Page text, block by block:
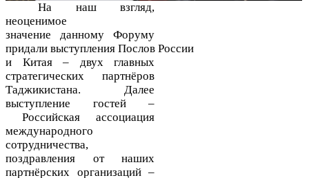
На наш взгляд,
неоценимое
значение
данному Форуму
придали выступления Послов России
и Китая– двух главных
стратегических партнёров
Таджикистана. Далее
выступление гостей –
Российская ассоциация
международного
сотрудничества,
поздравления от наших
партнёрских организаций –